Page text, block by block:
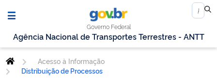
Governo Federal
Agência Nacional de Transportes Terrestres - ANTT
Acesso à Informação
Distribuição de Processos